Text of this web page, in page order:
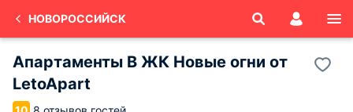
НОВОРОССИЙСК
Апартаменты В ЖК Новые огни от
LetoApart